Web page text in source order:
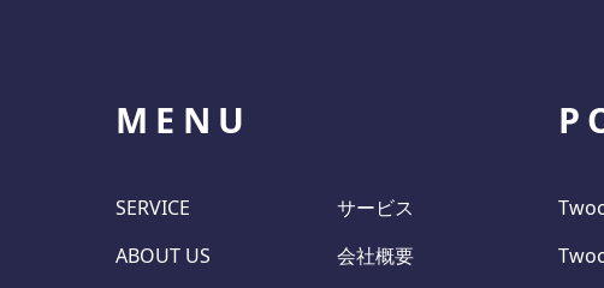
MENU
SERVICE
サービス
ABOUT US
会社概要